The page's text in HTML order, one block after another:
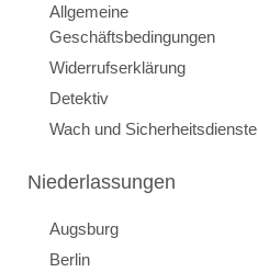
Allgemeine
Geschäftsbedingungen
Widerrufserklärung
Detektiv
Wach und Sicherheitsdienste
Niederlassungen
Augsburg
Berlin